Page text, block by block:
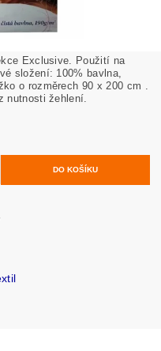
Exclusive.
Použití na
složení: 100% bavlna,
o rozměrech 90 x 200 cm .
nutnosti žehlení.